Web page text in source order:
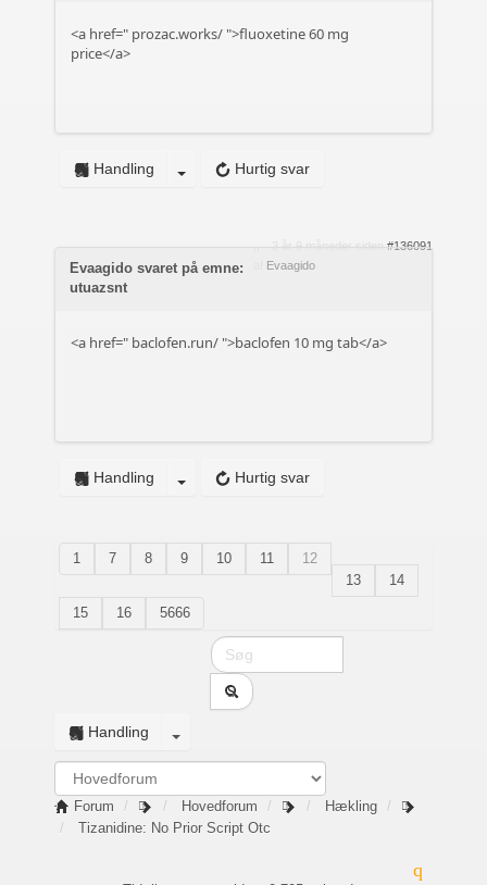
<a href=" prozac.works/ ">fluoxetine 60 mg
price</a>
Hurtig svar
Handling
3 år 9 måneder siden
#136091
Evaagido
Evaagido svaret på emne:
utuazsnt
<a href=" baclofen.run/ ">baclofen 10 mg tab</a>
Hurtig svar
Handling
1 7 8 9 10 11
12
13
14
15
16 5666
Handling
Forum Hovedforum
Hækling
Tizanidine: No Prior Script Otc